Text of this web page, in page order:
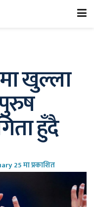
खुल्ला
हुँदै
25 मा प्रकाशित